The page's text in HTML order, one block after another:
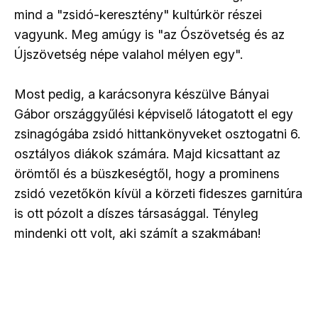
mind a "zsidó-keresztény" kultúrkör részei
vagyunk. Meg amúgy is "az Ószövetség és az
Újszövetség népe valahol mélyen egy".
Most pedig, a karácsonyra készülve Bányai
Gábor országgyűlési képviselő látogatott el egy
zsinagógába zsidó hittankönyveket osztogatni 6.
osztályos diákok számára. Majd kicsattant az
örömtől és a büszkeségtől, hogy a prominens
zsidó vezetőkön kívül a körzeti fideszes garnitúra
is ott pózolt a díszes társasággal. Tényleg
mindenki ott volt, aki számít a szakmában!